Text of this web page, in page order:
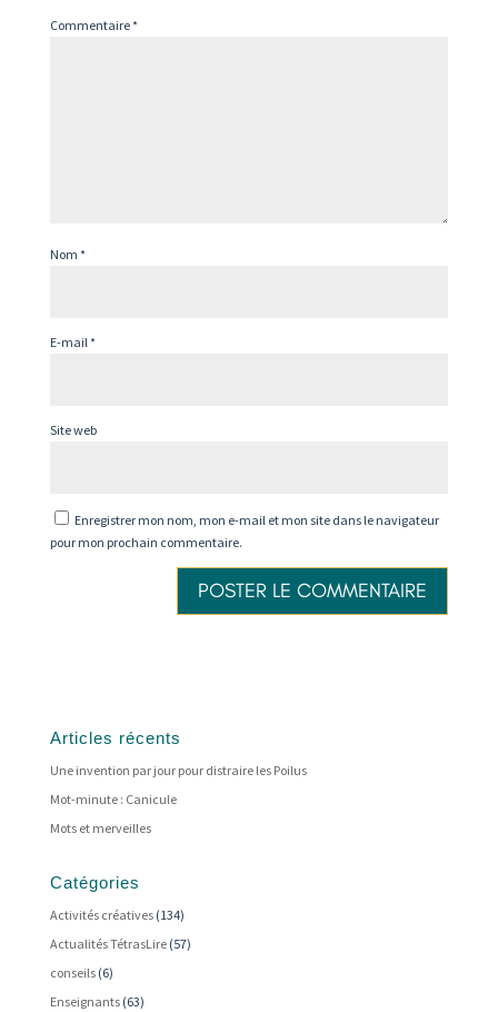
Commentaire*
Nom *
E-mail*
Site web
Enregistrer mon nom, mon e-mail et mon site dans le navigateur
pour mon prochain commentaire.
Articles récents
Une invention par jour pour distraire les Poilus
Mot-minute : Canicule
Mots et merveilles
Catégories
Activités créatives(134)
Actualités TétrasLire(57)
conseils(6)
Enseignants(63)